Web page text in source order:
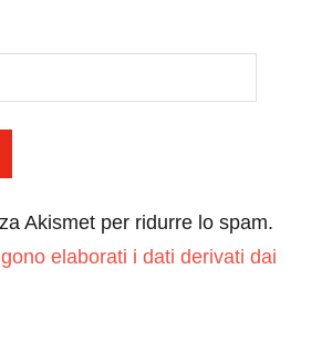
Akismet per ridurre lo spam.
elaborati i dati derivati dai